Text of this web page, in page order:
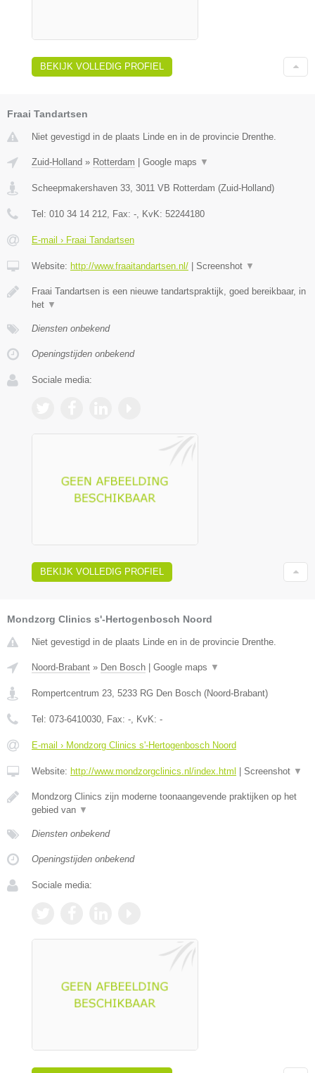
BEKIJK VOLLEDIG PROFIEL
Fraai Tandartsen
Niet gevestigd in de plaats Linde en in de provincie Drenthe.
Zuid-Holland » Rotterdam Google maps ▼
Scheepmakershaven 33, 3011 VB Rotterdam (Zuid-Holland)
Tel: 010 34 14 212, Fax: -, KvK: 52244180
E-mail › Fraai Tandartsen
Website: http://www.fraaitandartsen.nl/ Screenshot ▼
Fraai Tandartsen is een nieuwe tandartspraktijk, goed bereikbaar, in
het ▼
Diensten onbekend
Openingstijden onbekend
Sociale media:
BEKIJK VOLLEDIG PROFIEL
Mondzorg Clinics s'-Hertogenbosch Noord
Niet gevestigd in de plaats Linde en in de provincie Drenthe.
Noord-Brabant » Den Bosch Google maps ▼
Rompertcentrum 23 5233 RG Den Bosch (Noord-Brabant)
Tel: 073-6410030 , Fax: - , KvK: -
E-mail › Mondzorg Clinics s'-Hertogenbosch Noord
Website: http://www.mondzorgclinics.nl/index.html Screenshot ▼
Mondzorg Clinics zijn moderne toonaangevende praktijken op het
gebied van ▼
Diensten onbekend
Openingstijden onbekend
Sociale media: